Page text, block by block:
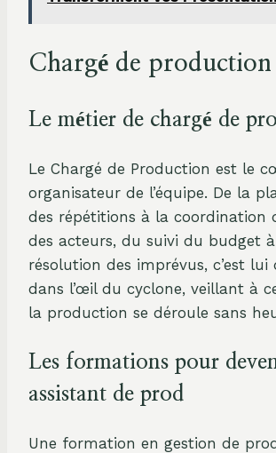
Chargé de production
Le métier de chargé de
Le Chargé de Production est le
organisateur de l’équipe. De la
des répétitions à la coordination
des acteurs, du suivi du budget
résolution des imprévus, c’est
dans l’œil du cyclone, veillant à
la production se déroule sans
Les formations pour
assistant de prod
Une formation en gestion de